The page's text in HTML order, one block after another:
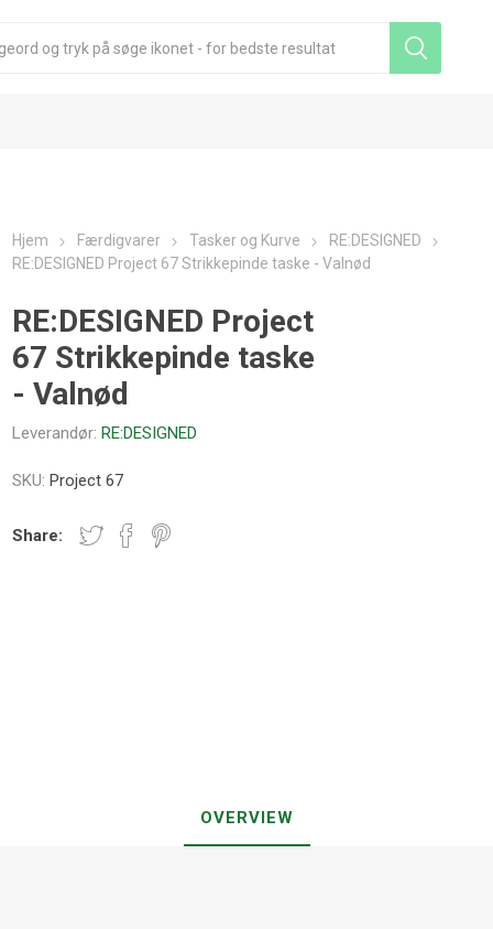
Hjem Færdigvarer Tasker og Kurve
RE:DESIGNED
RE:DESIGNED Project 67 Strikkepinde taske - Valnød
RE:DESIGNED Project
67 Strikkepinde taske
- Valnød
Leverandør: RE:DESIGNED
SKU: Project 67
Share:
OVERVIEW